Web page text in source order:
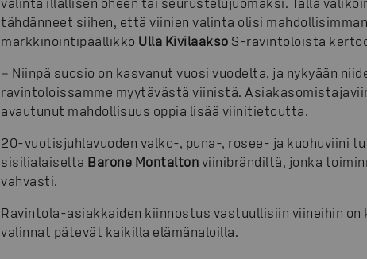
tähdänneet siihen, että viinien valinta olisi
markkinointipäällikkö Ulla Kivilaakso S-ravintoloista
− Niinpä suosio on kasvanut vuosi vuodelta, ja nykyään
ravintoloissamme myytävästä viinistä.
avautunut mahdollisuus oppia lisää viinitietoutta.
20-vuotisjuhlavuoden valko-, puna-, rosee- ja kuohuviini
sisilialaiselta Barone Montalton viinibrändiltä, jonka
vahvasti.
Ravintola-asiakkaiden kiinnostus vastuullisiin viineihin on
valinnat pätevät kaikilla elämänaloilla.